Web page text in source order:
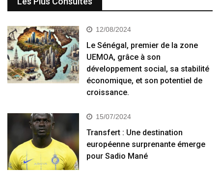
12/08/2024
Le Sénégal, premier de la zone
UEMOA, grâce à son
développement social, sa stabilité
économique, et son potentiel de
croissance.
15/07/2024
Transfert : Une destination
européenne surprenante émerge
pour Sadio Mané